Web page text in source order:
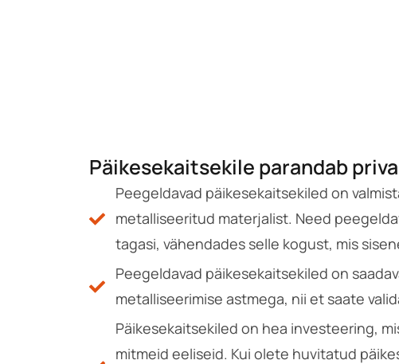
Päikesekaitsekile parandab
Peegeldavad päikesekaitsekiled on
metalliseeritud materjalist. Need
tagasi, vähendades selle kogust, mis
Peegeldavad päikesekaitsekiled on
metalliseerimise astmega, nii et saate
Päikesekaitsekiled on hea investeering,
mitmeid eeliseid. Kui olete huvitatud